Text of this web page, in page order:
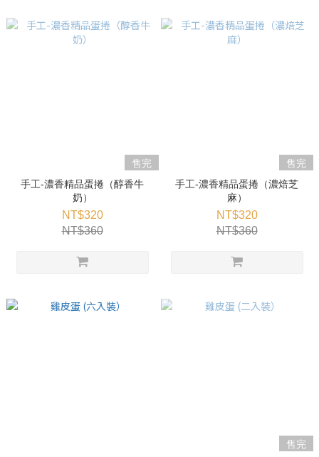
售完
手工-濃香精品蛋捲（醇香牛
奶）
NT$320
NT$360
售完
手工-濃香精品蛋捲（濃焙芝
麻）
NT$320
NT$360
售完